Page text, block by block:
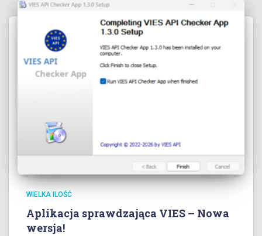
WIELKA ILOŚĆ
Aplikacja sprawdzająca VIES – Nowa
wersja!